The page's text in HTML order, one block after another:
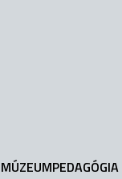
MÚZEUMPEDAGÓGIA